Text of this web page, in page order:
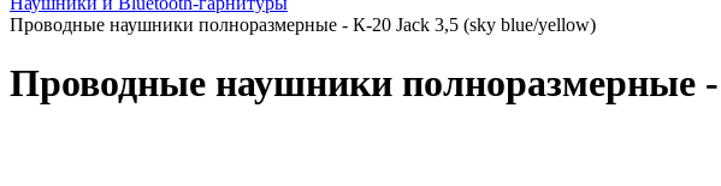
Проводные наушники полноразмерные - К-20 Jack 3,5 (sky blue/yellow)
Проводные наушники полноразмерные